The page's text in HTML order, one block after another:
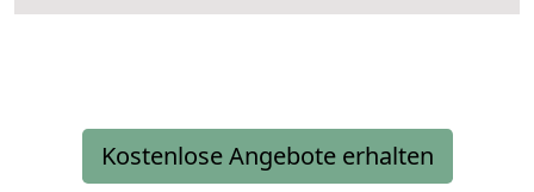
Kostenlose Angebote erhalten